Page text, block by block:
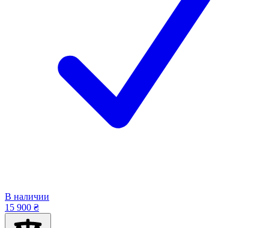
В наличии
15 900 ₴